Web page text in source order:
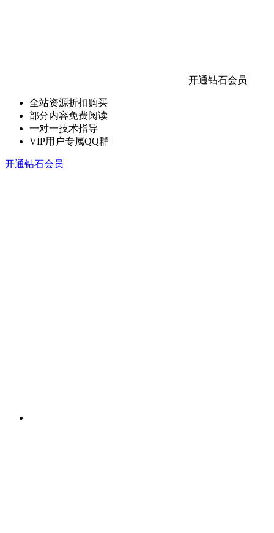
开通钻石会员
全站资源折扣购买
部分内容免费阅读
一对一技术指导
VIP用户专属QQ群
开通钻石会员